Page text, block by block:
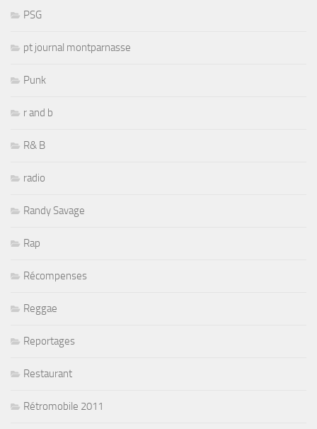
PSG
pt journal montparnasse
Punk
r and b
R& B
radio
Randy Savage
Rap
Récompenses
Reggae
Reportages
Restaurant
Rétromobile 2011